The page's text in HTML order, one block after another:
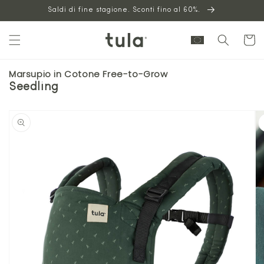
contenuto
Saldi di fine stagione. Sconti fino al 60%.
Carrello
Marsupio in Cotone Free-to-Grow
Seedling
informazioni